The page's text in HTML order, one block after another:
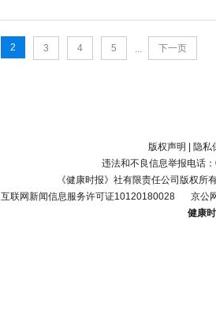
2 3 4 5 ... 下一页
版权声明
隐私
违法和不良信息举报电话
《健康时报》社有限责任公司版权所
互联网新闻信息服务许可证10120180028
京公
健康